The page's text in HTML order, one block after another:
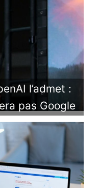
l’admet :
pas Google